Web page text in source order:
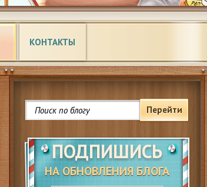
КОНТАКТЫ
Перейти
ПОДПИШИСЬ
НА ОБНОВЛЕНИЯ БЛОГА